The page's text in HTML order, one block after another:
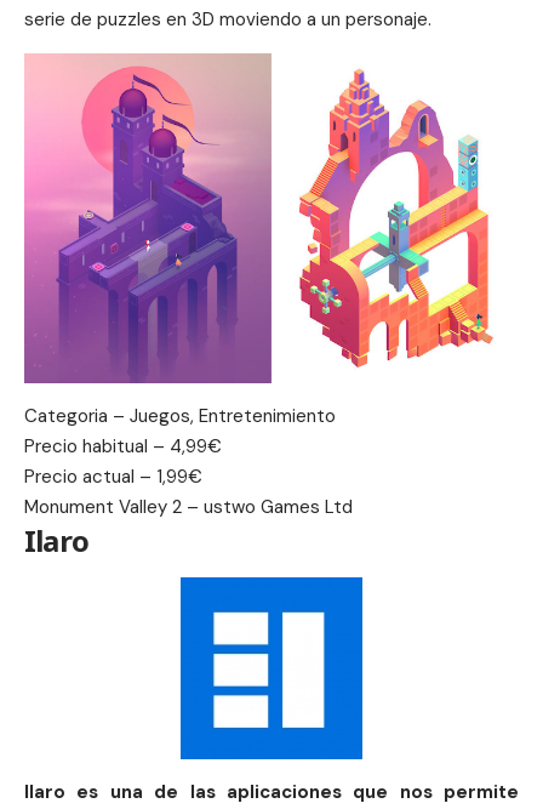
serie de puzzles en 3D moviendo a un personaje.
Categoria – Juegos, Entretenimiento
Precio habitual – 4,99€
Precio actual – 1,99€
Monument Valley 2 – ustwo Games Ltd
Ilaro
Ilaro es una de las aplicaciones que nos permite